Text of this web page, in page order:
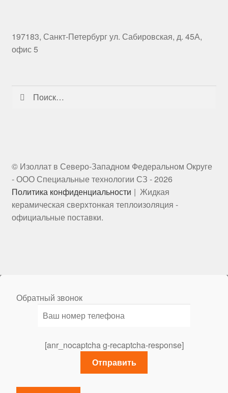
197183, Санкт-Петербург ул. Сабировская, д. 45А,
офис 5
Найти:
© Изоллат в Северо-Западном Федеральном Округе
- ООО Специальные технологии СЗ - 2026
Политика конфиденциальности
Жидкая
керамическая сверхтонкая теплоизоляция -
официальные поставки.
Обратный звонок
[anr_nocaptcha g-recaptcha-response]